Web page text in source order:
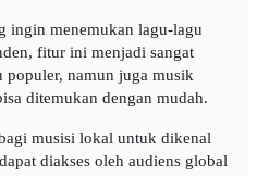
ingin menemukan lagu-lagu
fitur ini menjadi sangat
namun juga musik
ditemukan dengan mudah.
musisi lokal untuk dikenal
diakses oleh audiens global